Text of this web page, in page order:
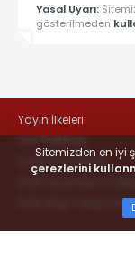
Yasal Uyarı:
gösterilmeden
Yayın İlkeleri
Veri Politikası
Kullanım Şartları
KVKK Bilgi Talep
Sitemizden en iyi
çerezlerini